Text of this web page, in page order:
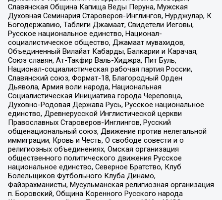
Славянская Община Капища Веды Перуна, Мужская
Духовная Семинария Староверов-Инглингов, Нурджулар, К
Богодержавию, Таблиги Джамаат, Свидетели Иеговы,
Русское национальное единство, Национал-
социалистическое общество, Джамаат мувахидов,
Объединенный Вилайат Кабарды, Балкарии и Карачая,
Союз славян, Ат-Такфир Валь-Хиджра, Пит Буль,
Национал-социалистическая рабочая партия России,
Славянский союз, Формат-18, Благородный Орден
Дьявола, Армия воли народа, Национальная
Социалистическая Инициатива города Череповца,
Духовно-Родовая Держава Русь, Русское национальное
единство, Древнерусской Инглистической церкви
Православных Староверов-Инглингов, Русский
общенациональный союз, Движение против нелегальной
иммиграции, Кровь и Честь, О свободе совести и о
религиозных объединениях, Омская организация
общественного политического движения Русское
национальное единство, Северное Братство, Клуб
Болельщиков Футбольного Клуба Динамо,
Файзрахманисты, Мусульманская религиозная организация
п. Боровский, Община Коренного Русского народа